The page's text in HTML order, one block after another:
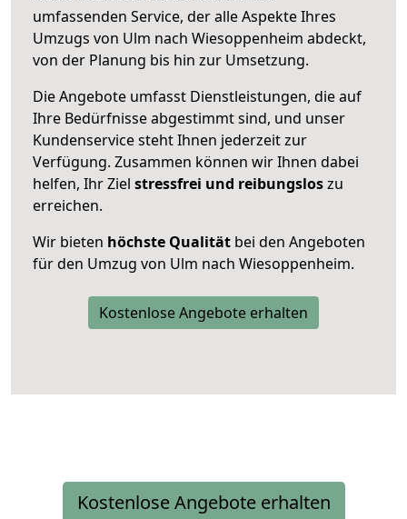
umfassenden Service, der alle Aspekte Ihres
Umzugs von Ulm nach Wiesoppenheim abdeckt,
von der Planung bis hin zur Umsetzung.
Die Angebote umfasst Dienstleistungen, die auf
Ihre Bedürfnisse abgestimmt sind, und unser
Kundenservice steht Ihnen jederzeit zur
Verfügung. Zusammen können wir Ihnen dabei
helfen, Ihr Ziel stressfrei und reibungsloszu
erreichen.
Wir bieten höchste Qualität bei den Angeboten
für den Umzug von Ulm nach Wiesoppenheim.
Kostenlose Angebote erhalten
Kostenlose Angebote erhalten